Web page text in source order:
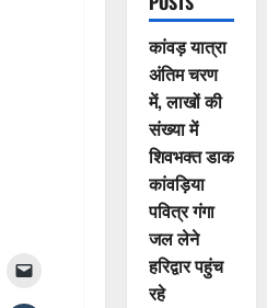
कांवड़ यात्रा
अंतिम चरण
में, लाखों की
संख्या में
शिवभक्त डाक
कांवड़िया
पवित्र गंगा
जल लेने
हरिद्वार पहुंच
रहे